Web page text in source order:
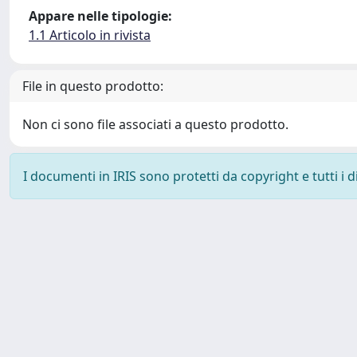
Appare nelle tipologie:
1.1 Articolo in rivista
File in questo prodotto:
Non ci sono file associati a questo prodotto.
I documenti in IRIS sono protetti da copyright e tutti i